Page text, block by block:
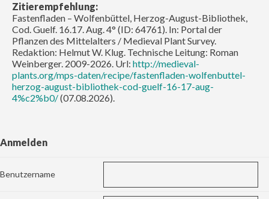
Zitierempfehlung:
Fastenfladen – Wolfenbüttel, Herzog-August-Bibliothek,
Cod. Guelf. 16.17. Aug. 4° (ID: 64761). In: Portal der
Pflanzen des Mittelalters / Medieval Plant Survey.
Redaktion: Helmut W. Klug. Technische Leitung: Roman
Weinberger. 2009-2026. Url: http://medieval-
plants.org/mps-daten/recipe/fastenfladen-wolfenbuttel-
herzog-august-bibliothek-cod-guelf-16-17-aug-
4%c2%b0/(07.08.2026).
Anmelden
Benutzername